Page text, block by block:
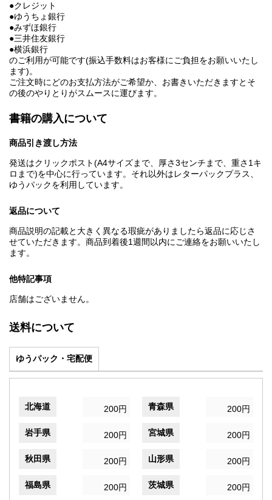
●クレジット
●ゆうちょ銀行
●みずほ銀行
●三井住友銀行
●横浜銀行
のご利用が可能です(振込手数料はお客様にご負担をお願いいたし
ます)。
ご注文時にどのお支払方法がご希望か、お書きいただきますとそ
の後のやりとりがスムースに運びます。
書籍の購入について
商品引き渡し方法
発送はクリックポスト(A4サイズまで、厚さ3センチまで、重さ1キ
ロまで)を中心に行っています。それ以外はレターパックプラス、
ゆうパックを利用しています。
返品について
商品説明の記載と大きく異なる瑕疵がありましたら返品に応じさ
せていただきます。商品到着後1週間以内にご連絡をお願いいたし
ます。
他特記事項
店舗はございません。
送料について
ゆうパック・宅配便
北海道 200円 青森県 200円
岩手県 200円 宮城県 200円
秋田県 200円 山形県 200円
福島県 200円 茨城県 200円